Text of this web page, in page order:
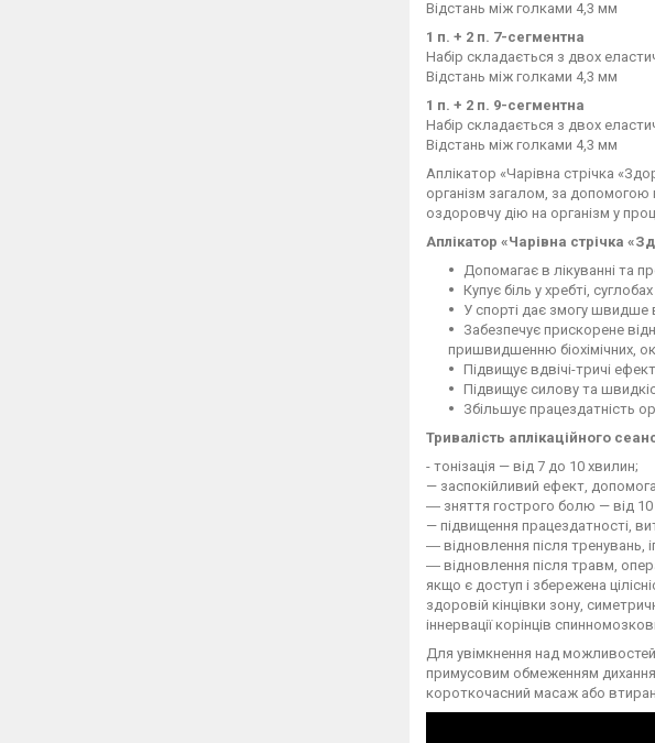
Відстань між голками 4,3 мм
1 п. + 2 п. 7-сегментна
Набір складається з двох
Відстань між голками 4,3 мм
1 п. + 2 п. 9-сегментна
Набір складається з двох
Відстань між голками 4,3 мм
Аплікатор «Чарівна стрічка
організм загалом, за допомогою
оздоровчу дію на організм у
Аплікатор «Чарівна стрічка
Допомагає в лікуванні та
Купує біль у хребті,
У спорті дає змогу швидше
Забезпечує прискорене
пришвидшенню біохімічних,
Підвищує вдвічі-тричі
Підвищує силову та
Збільшує працездатність
Тривалість аплікаційного
- тонізація — від 7 до 10 хвилин;
— заспокійливий ефект,
― зняття гострого болю — від 10
— підвищення працездатності,
― відновлення після тренувань,
― відновлення після травм,
якщо є доступ і збережена
здоровій кінцівки зону,
іннервації корінців
Для увімкнення над
примусовим обмеженням дихання
короткочасний масаж або